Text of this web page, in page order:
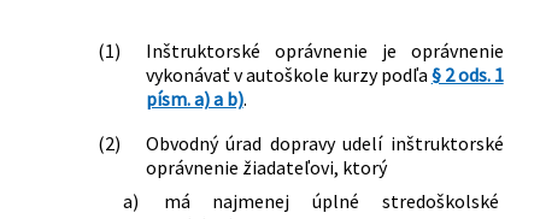
(1)
Inštruktorské oprávnenie je oprávnenie
vykonávať v autoškole kurzy podľa § 2 ods. 1
písm. a) a b).
(2)
Obvodný úrad dopravy udelí inštruktorské
oprávnenie žiadateľovi, ktorý
a)
má najmenej úplné stredoškolské